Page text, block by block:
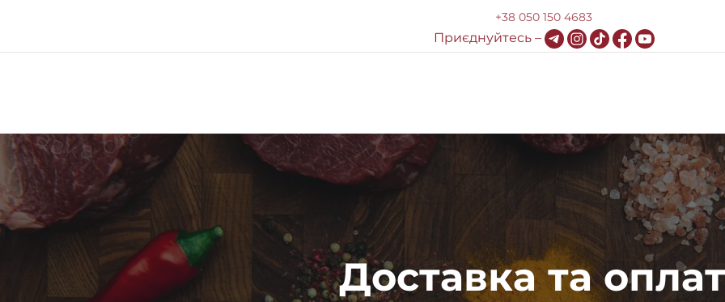
+38 050 150 4683
Приєднуйтесь –
Меню Про компанію Доставка та оплата HoReCa Блог Контакти
Доставка та